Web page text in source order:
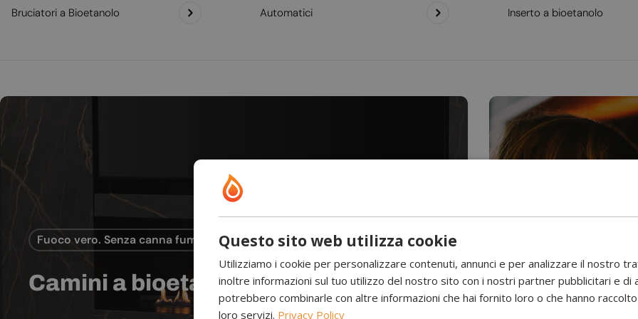
Bruciatori a Bioetanolo Automatici Inserto a bioetanolo
Fuoco vero. Senza canna fumaria.
Camini a bioetanolo Camini a
Questo sito web utilizza cookie
Utilizziamo i cookie per personalizzare contenuti, annunci e per analizzare il nostro
inoltre informazioni sul tuo utilizzo del nostro sito con i nostri partner pubblicitari e di
potrebbero combinarle con altre informazioni che hai fornito loro o che hanno
loro servizi. Privacy Policy